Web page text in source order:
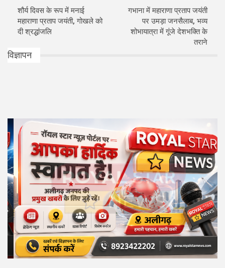
शौर्य दिवस के रूप में मनाई
महाराणा प्रताप जयंती, गोखले को
दी श्रद्धांजलि
गभाना में महाराणा प्रताप जयंती
पर उमड़ा जनसैलाब, भव्य
शोभायात्रा में गूंजे देशभक्ति के
तराने
विज्ञापन